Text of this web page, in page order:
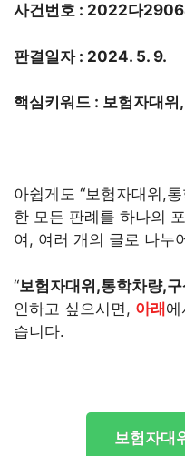
사건번호 : 2022다
판결일자 : 2024. 5. 9.
핵심키워드 : 보험자대
아쉽게도 “보험자대위,
한 모든 판례를 하나의
여, 여러 개의 글로 나누
“보험자대위,통학차량,
인하고 싶으시면, 아래
습니다.
보험자대